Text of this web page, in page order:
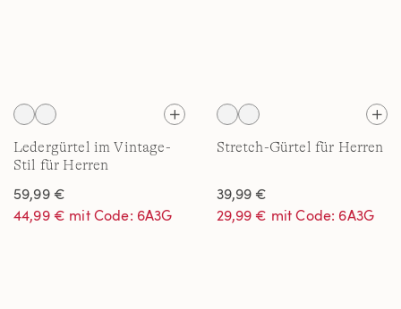
Ledergürtel im Vintage-
Stil für Herren
59,99 €
44,99 € mit Code: 6A3G
Stretch-Gürtel für Herren
39,99 €
29,99 € mit Code: 6A3G